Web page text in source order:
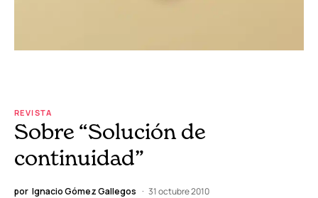
REVISTA
Sobre “Solución de
continuidad”
por Ignacio Gómez Gallegos 31 octubre 2010